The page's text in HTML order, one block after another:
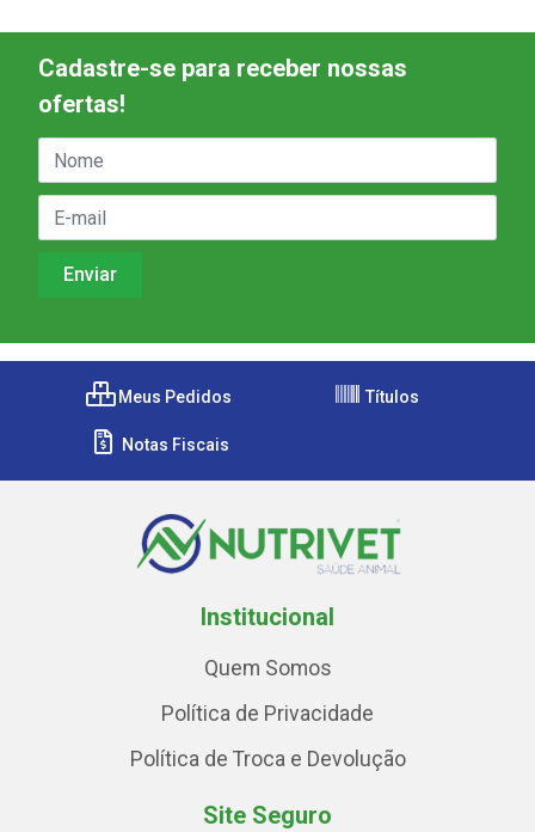
Cadastre-se para receber nossas
ofertas!
Meus Pedidos Títulos
Notas Fiscais
Institucional
Quem Somos
Política de Privacidade
Política de Troca e Devolução
Site Seguro